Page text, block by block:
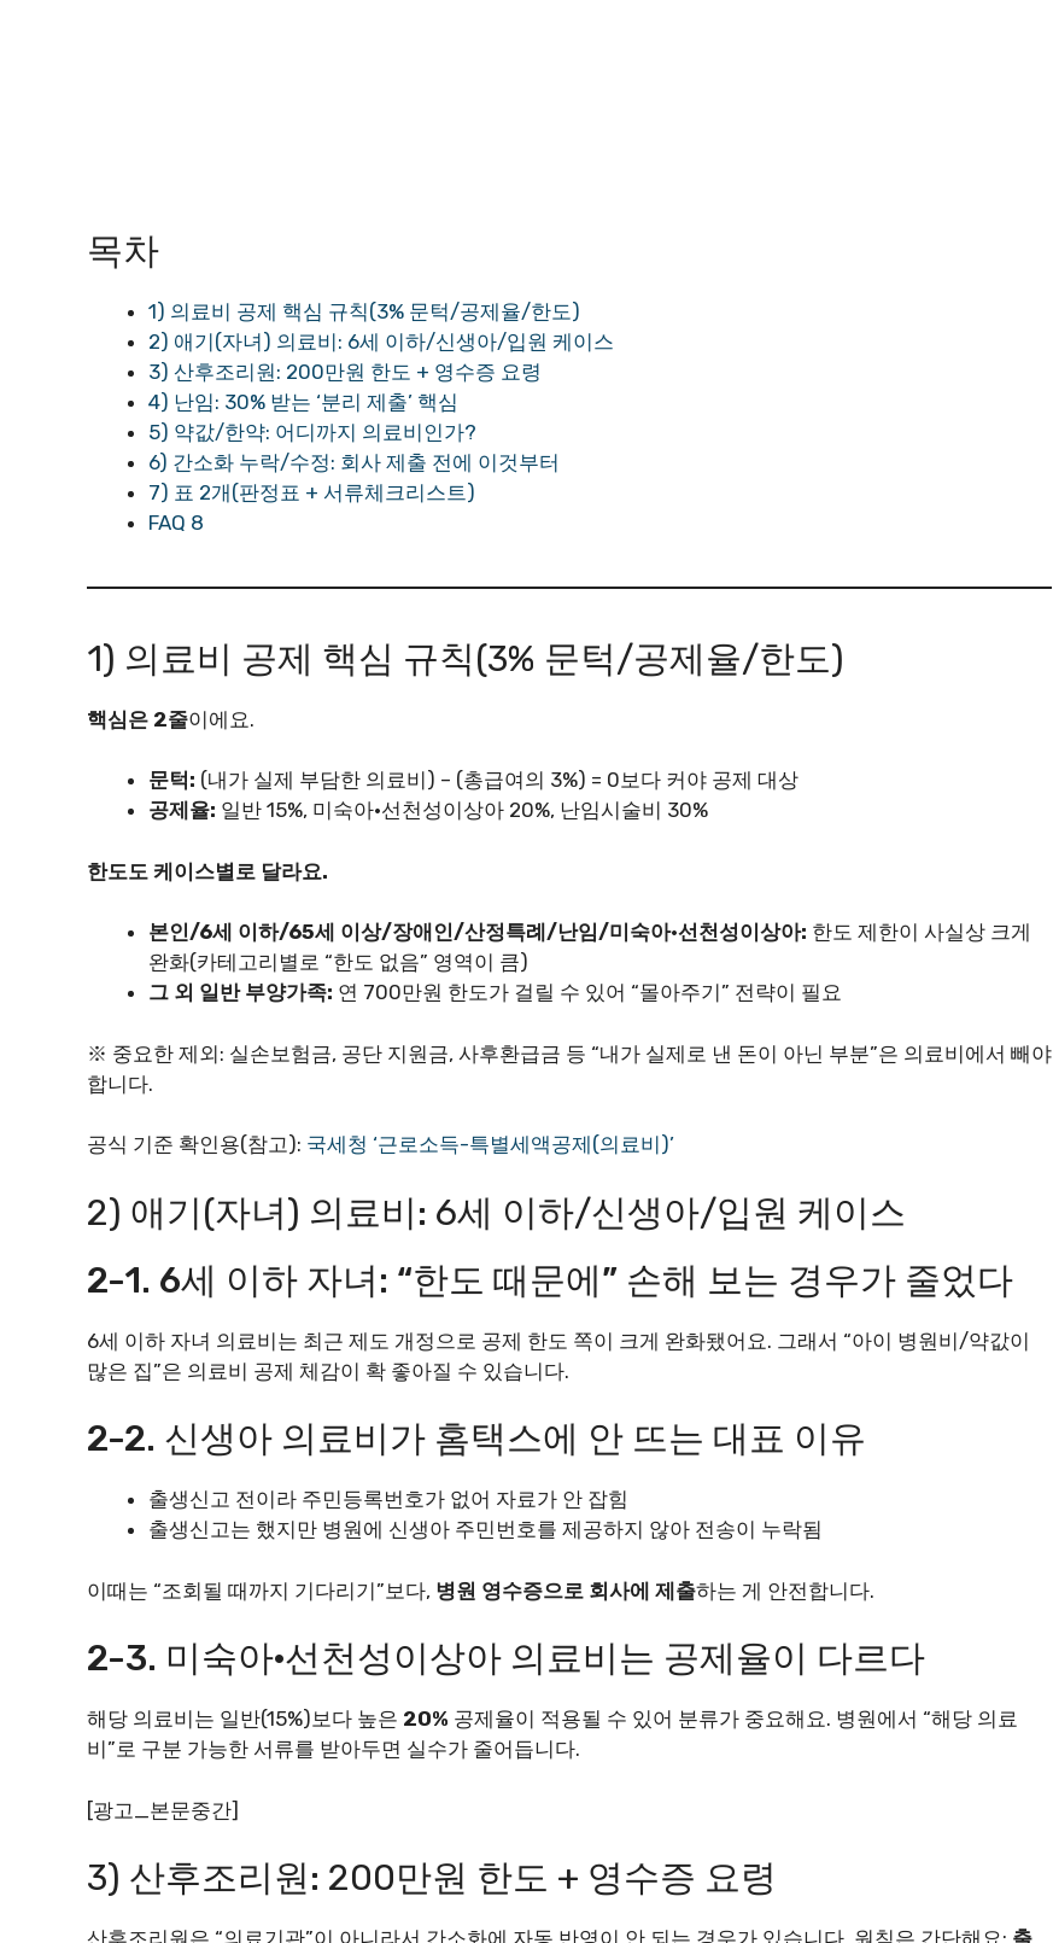
목차
1) 의료비 공제 핵심 규칙(3% 문턱/공제율/한도)
2) 애기(자녀) 의료비: 6세 이하/신생아/입원 케이스
3) 산후조리원: 200만원 한도 + 영수증 요령
4) 난임: 30% 받는 ‘분리 제출’ 핵심
5) 약값/한약: 어디까지 의료비인가?
6) 간소화 누락/수정: 회사 제출 전에 이것부터
7) 표 2개(판정표 + 서류체크리스트)
FAQ 8
1) 의료비 공제 핵심 규칙(3% 문턱/공제율/한도)
핵심은 2줄이에요.
문턱: (내가 실제 부담한 의료비) – (총급여의 3%) = 0보다 커야 공제 대상
공제율: 일반 15%, 미숙아·선천성이상아 20%, 난임시술비 30%
한도도 케이스별로 달라요.
본인/6세 이하/65세 이상/장애인/산정특례/난임/미숙아·선천성이상아: 한도 제한이 사실상 크게
완화(카테고리별로 “한도 없음” 영역이 큼)
그 외 일반 부양가족: 연 700만원 한도가 걸릴 수 있어 “몰아주기” 전략이 필요
※ 중요한 제외: 실손보험금, 공단 지원금, 사후환급금 등 “내가 실제로 낸 돈이 아닌 부분”은 의료비에서 빼야
합니다.
공식 기준 확인용(참고): 국세청 ‘근로소득-특별세액공제(의료비)’
2) 애기(자녀) 의료비: 6세 이하/신생아/입원 케이스
2-1. 6세 이하 자녀: “한도 때문에” 손해 보는 경우가 줄었다
6세 이하 자녀 의료비는 최근 제도 개정으로 공제 한도 쪽이 크게 완화됐어요. 그래서 “아이 병원비/약값이
많은 집”은 의료비 공제 체감이 확 좋아질 수 있습니다.
2-2. 신생아 의료비가 홈택스에 안 뜨는 대표 이유
출생신고 전이라 주민등록번호가 없어 자료가 안 잡힘
출생신고는 했지만 병원에 신생아 주민번호를 제공하지 않아 전송이 누락됨
이때는 “조회될 때까지 기다리기”보다, 병원 영수증으로 회사에 제출하는 게 안전합니다.
2-3. 미숙아·선천성이상아 의료비는 공제율이 다르다
해당 의료비는 일반(15%)보다 높은 20% 공제율이 적용될 수 있어 분류가 중요해요. 병원에서 “해당 의료
비”로 구분 가능한 서류를 받아두면 실수가 줄어듭니다.
[광고_본문중간]
3) 산후조리원: 200만원 한도 + 영수증 요령
산후조리원은 “의료기관”이 아니라서 간소화에 자동 반영이 안 되는 경우가 있습니다. 원칙은 간단해요: 출